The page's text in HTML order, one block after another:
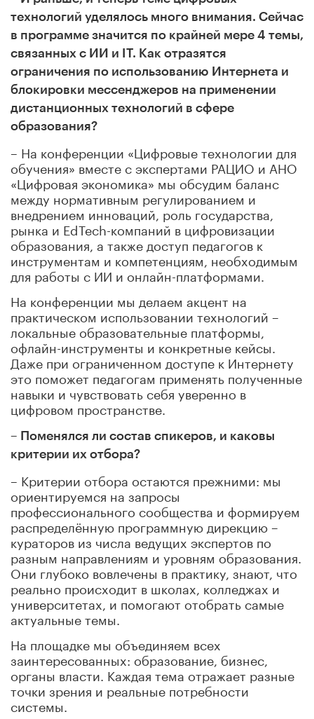
технологий уделялось много внимания. Сейчас
в программе значится по крайней мере 4 темы,
связанных с ИИ и IT. Как отразятся
ограничения по использованию Интернета и
блокировки мессенджеров на применении
дистанционных технологий в сфере
образования?
– На конференции «Цифровые технологии для
обучения» вместе с экспертами РАЦИО и АНО
«Цифровая экономика» мы обсудим баланс
между нормативным регулированием и
внедрением инноваций, роль государства,
рынка и EdTech-компаний в цифровизации
образования, а также доступ педагогов к
инструментам и компетенциям, необходимым
для работы с ИИ и онлайн-платформами.
На конференции мы делаем акцент на
практическом использовании технологий –
локальные образовательные платформы,
офлайн-инструменты и конкретные кейсы.
Даже при ограниченном доступе к Интернету
это поможет педагогам применять полученные
навыки и чувствовать себя уверенно в
цифровом пространстве.
– Поменялся ли состав спикеров, и каковы
критерии их отбора?
– Критерии отбора остаются прежними: мы
ориентируемся на запросы
профессионального сообщества и формируем
распределённую программную дирекцию –
кураторов из числа ведущих экспертов по
разным направлениям и уровням образования.
Они глубоко вовлечены в практику, знают, что
реально происходит в школах, колледжах и
университетах, и помогают отобрать самые
актуальные темы.
На площадке мы объединяем всех
заинтересованных: образование, бизнес,
органы власти. Каждая тема отражает разные
точки зрения и реальные потребности
системы.